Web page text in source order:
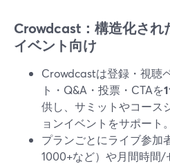
Crowdcast：構造化され
イベント向け
Crowdcastは登録・視聴
ト・Q&A・投票・CTAを
供し、サミットやコース
ョンイベントをサポート
プランごとにライブ参加
1000+など）や月間時間/